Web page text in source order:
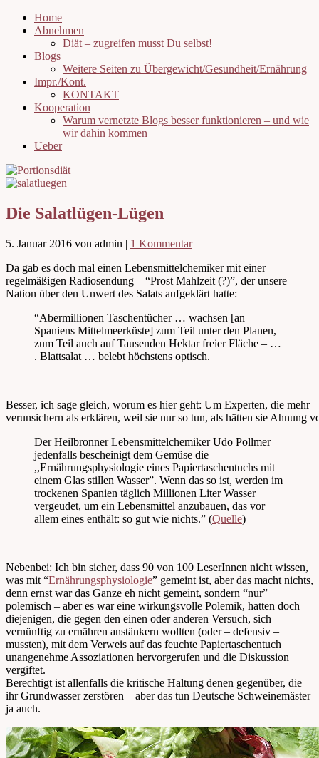
Home
Abnehmen
Diät – zugreifen musst Du selbst!
Blogs
Weitere Seiten zu Übergewicht/Gesundheit/Ernährung
Impr./Kont.
KONTAKT
Kooperation
Warum vernetzte Blogs besser funktionieren – und wie
wir dahin kommen
Ueber
Die Salatlügen-Lügen
5. Januar 2016 von admin | 1 Kommentar
Da gab es doch mal einen Lebensmittelchemiker mit einer
regelmäßigen Radiosendung – “Prost Mahlzeit (?)”, der unsere
Nation über den Unwert des Salats aufgeklärt hatte:
“Abermillionen Taschentücher … wachsen [an
Spaniens Mittelmeerküste] zum Teil unter den Planen,
zum Teil auch auf Tausenden Hektar freier Fläche – …
. Blattsalat … belebt höchstens optisch.
Besser, ich sage gleich, worum es hier geht: Um Experten, die mehr
verunsichern als erklären, weil sie nur so tun, als hätten sie Ahnung
Der Heilbronner Lebensmittelchemiker Udo Pollmer
jedenfalls bescheinigt dem Gemüse die
,,Ernährungsphysiologie eines Papiertaschentuchs mit
einem Glas stillen Wasser”. Wenn das so ist, werden im
trockenen Spanien täglich Millionen Liter Wasser
vergeudet, um ein Lebensmittel anzubauen, das vor
allem eines enthält: so gut wie nichts.” (Quelle)
Nebenbei: Ich bin sicher, dass 90 von 100 LeserInnen nicht wissen,
was mit “Ernährungsphysiologie” gemeint ist, aber das macht nichts,
denn ernst war das Ganze eh nicht gemeint, sondern “nur”
polemisch – aber es war eine wirkungsvolle Polemik, hatten doch
diejenigen, die gegen den einen oder anderen Versuch, sich
vernünftig zu ernähren anstänkern wollten (oder – defensiv –
mussten), mit dem Verweis auf das feuchte Papiertaschentuch
unangenehme Assoziationen hervorgerufen und die Diskussion
vergiftet.
Berechtigt ist allenfalls die kritische Haltung denen gegenüber, die
ihr Grundwasser zerstören – aber das tun Deutsche Schweinemäster
ja auch.